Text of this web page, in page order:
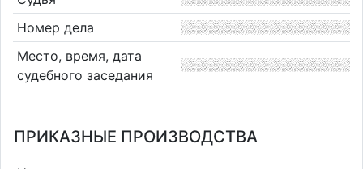
Номер дела
Место, время, дата
судебного заседания
ПРИКАЗНЫЕ ПРОИЗВОДСТВА